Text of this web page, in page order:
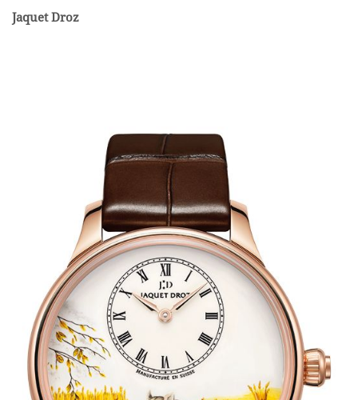
Jaquet Droz